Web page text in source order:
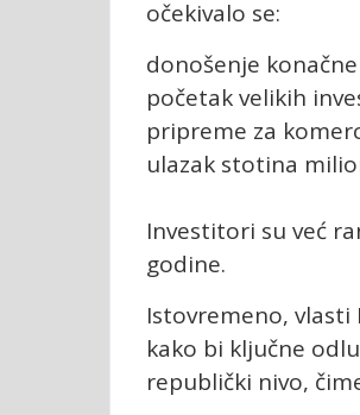
očekivalo se:
donošenje
početak velikih
pripreme za
ulazak stotina
Investitori su već
godine.
Istovremeno, vlasti
kako bi ključne
republički nivo,